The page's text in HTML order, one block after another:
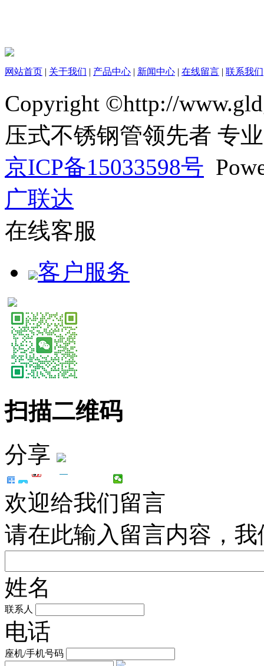
网站首页 | 关于我们 | 产品中心 | 新闻中心 | 在线留言 | 联系我们
Copyright ©http://
压式不锈钢管领先者 专
京ICP备15033598号
广联达
在线客服
客户服务
扫描二维码
分享
欢迎给我们留言
请在此输入留言内容，
姓名
联系人
电话
座机/手机号码